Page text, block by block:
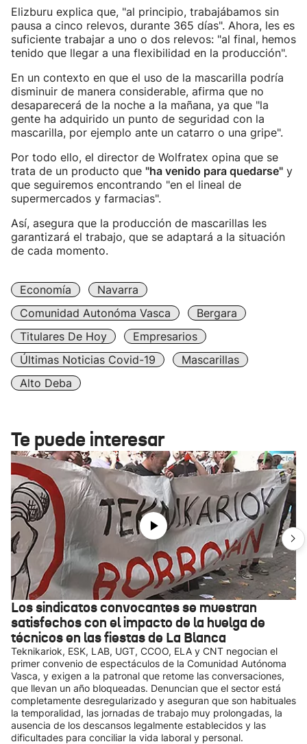
Elizburu explica que, "al principio, trabajábamos sin
pausa a cinco relevos, durante 365 días". Ahora, les es
suficiente trabajar a uno o dos relevos: "al final, hemos
tenido que llegar a una flexibilidad en la producción".
En un contexto en que el uso de la mascarilla podría
disminuir de manera considerable, afirma que no
desaparecerá de la noche a la mañana, ya que "la
gente ha adquirido un punto de seguridad con la
mascarilla, por ejemplo ante un catarro o una gripe".
Por todo ello, el director de Wolfratex opina que se
trata de un producto que "ha venido para quedarse" y
que seguiremos encontrando "en el lineal de
supermercados y farmacias".
Así, asegura que la producción de mascarillas les
garantizará el trabajo, que se adaptará a la situación
de cada momento.
Economía
Navarra
Comunidad Autonóma Vasca
Bergara
Titulares De Hoy
Empresarios
Últimas Noticias Covid-19
Mascarillas
Alto Deba
Te puede interesar
Los sindicatos convocantes se muestran
satisfechos con el impacto de la huelga de
técnicos en las fiestas de La Blanca
Teknikariok, ESK, LAB, UGT, CCOO, ELA y CNT negocian el
primer convenio de espectáculos de la Comunidad Autónoma
Vasca, y exigen a la patronal que retome las conversaciones,
que llevan un año bloqueadas. Denuncian que el sector está
completamente desregularizado y aseguran que son habituales
la temporalidad, las jornadas de trabajo muy prolongadas, la
ausencia de los descansos legalmente establecidos y las
dificultades para conciliar la vida laboral y personal.